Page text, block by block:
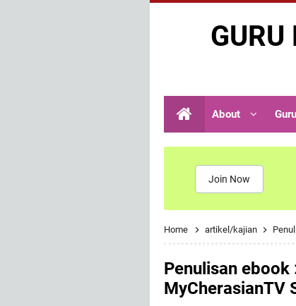
About
Join Now
Home artikel/kajian
Penulisan
MyCherasianTV